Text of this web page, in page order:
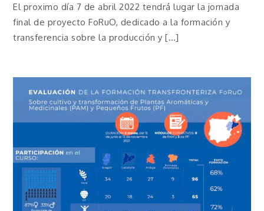
El proximo día 7 de abril 2022 tendrá lugar la jornada
final de proyecto FoRuO, dedicado a la formación y
transferencia sobre la producción y […]